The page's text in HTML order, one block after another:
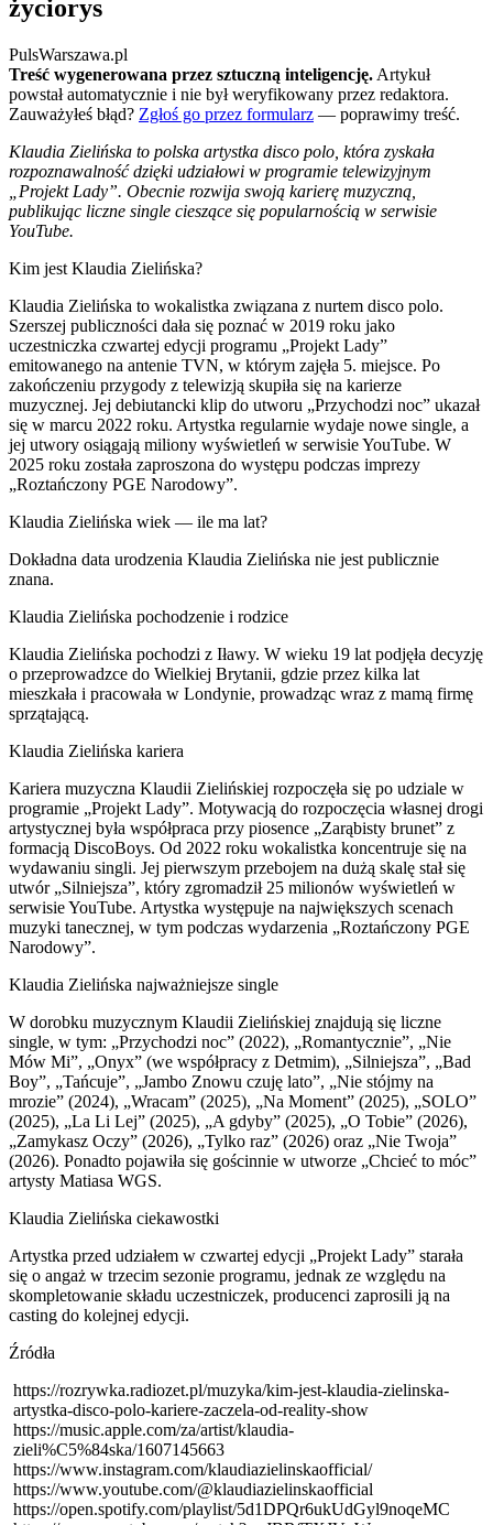
życiorys
PulsWarszawa.pl
Treść wygenerowana przez sztuczną inteligencję. Artykuł
powstał automatycznie i nie był weryfikowany przez redaktora.
Zauważyłeś błąd? Zgłoś go przez formularz — poprawimy treść.
Klaudia Zielińska to polska artystka disco polo, która zyskała
rozpoznawalność dzięki udziałowi w programie telewizyjnym
„Projekt Lady”. Obecnie rozwija swoją karierę muzyczną,
publikując liczne single cieszące się popularnością w serwisie
YouTube.
Kim jest Klaudia Zielińska?
Klaudia Zielińska to wokalistka związana z nurtem disco polo.
Szerszej publiczności dała się poznać w 2019 roku jako
uczestniczka czwartej edycji programu „Projekt Lady”
emitowanego na antenie TVN, w którym zajęła 5. miejsce. Po
zakończeniu przygody z telewizją skupiła się na karierze
muzycznej. Jej debiutancki klip do utworu „Przychodzi noc” ukazał
się w marcu 2022 roku. Artystka regularnie wydaje nowe single, a
jej utwory osiągają miliony wyświetleń w serwisie YouTube. W
2025 roku została zaproszona do występu podczas imprezy
„Roztańczony PGE Narodowy”.
Klaudia Zielińska wiek — ile ma lat?
Dokładna data urodzenia Klaudia Zielińska nie jest publicznie
znana.
Klaudia Zielińska pochodzenie i rodzice
Klaudia Zielińska pochodzi z Iławy. W wieku 19 lat podjęła decyzję
o przeprowadzce do Wielkiej Brytanii, gdzie przez kilka lat
mieszkała i pracowała w Londynie, prowadząc wraz z mamą firmę
sprzątającą.
Klaudia Zielińska kariera
Kariera muzyczna Klaudii Zielińskiej rozpoczęła się po udziale w
programie „Projekt Lady”. Motywacją do rozpoczęcia własnej drogi
artystycznej była współpraca przy piosence „Zarąbisty brunet” z
formacją DiscoBoys. Od 2022 roku wokalistka koncentruje się na
wydawaniu singli. Jej pierwszym przebojem na dużą skalę stał się
utwór „Silniejsza”, który zgromadził 25 milionów wyświetleń w
serwisie YouTube. Artystka występuje na największych scenach
muzyki tanecznej, w tym podczas wydarzenia „Roztańczony PGE
Narodowy”.
Klaudia Zielińska najważniejsze single
W dorobku muzycznym Klaudii Zielińskiej znajdują się liczne
single, w tym: „Przychodzi noc” (2022), „Romantycznie”, „Nie
Mów Mi”, „Onyx” (we współpracy z Detmim), „Silniejsza”, „Bad
Boy”, „Tańcuje”, „Jambo Znowu czuję lato”, „Nie stójmy na
mrozie” (2024), „Wracam” (2025), „Na Moment” (2025), „SOLO”
(2025), „La Li Lej” (2025), „A gdyby” (2025), „O Tobie” (2026),
„Zamykasz Oczy” (2026), „Tylko raz” (2026) oraz „Nie Twoja”
(2026). Ponadto pojawiła się gościnnie w utworze „Chcieć to móc”
artysty Matiasa WGS.
Klaudia Zielińska ciekawostki
Artystka przed udziałem w czwartej edycji „Projekt Lady” starała
się o angaż w trzecim sezonie programu, jednak ze względu na
skompletowanie składu uczestniczek, producenci zaprosili ją na
casting do kolejnej edycji.
Źródła
https://rozrywka.radiozet.pl/muzyka/kim-jest-klaudia-zielinska-
artystka-disco-polo-kariere-zaczela-od-reality-show
https://music.apple.com/za/artist/klaudia-
zieli%C5%84ska/1607145663
https://www.instagram.com/klaudiazielinskaofficial/
https://www.youtube.com/@klaudiazielinskaofficial
https://open.spotify.com/playlist/5d1DPQr6ukUdGyl9noqeMC